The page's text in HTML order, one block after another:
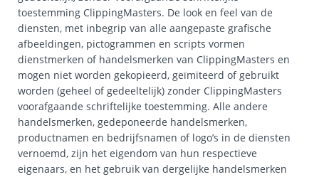
toestemming ClippingMasters. De look en feel van de
diensten, met inbegrip van alle aangepaste grafische
afbeeldingen, pictogrammen en scripts vormen
dienstmerken of handelsmerken van ClippingMasters en
mogen niet worden gekopieerd, geïmiteerd of gebruikt
worden (geheel of gedeeltelijk) zonder ClippingMasters
voorafgaande schriftelijke toestemming. Alle andere
handelsmerken, gedeponeerde handelsmerken,
productnamen en bedrijfsnamen of logo’s in de diensten
vernoemd, zijn het eigendom van hun respectieve
eigenaars, en het gebruik van dergelijke handelsmerken